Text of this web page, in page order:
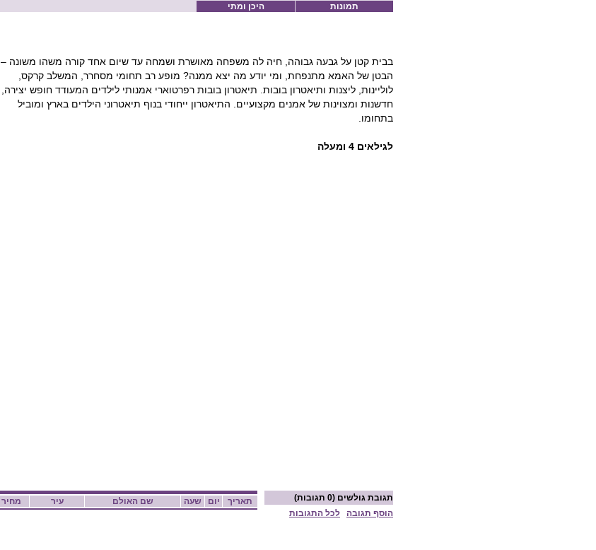
תמונות
היכן ומתי
בבית קטן על גבעה גבוהה, חיה לה משפחה מאושרת ושמחה עד שיום אחד קורה משהו משונה –
הבטן של האמא מתנפחת, ומי יודע מה יצא ממנה? מופע רב תחומי מסחרר, המשלב קרקס,
לוליינות, ליצנות ותיאטרון בובות. תיאטרון בובות רפרטוארי אמנותי לילדים המעודד חופש יצירה,
חדשנות ומצוינות של אמנים מקצועיים. התיאטרון ייחודי בנוף תיאטרוני הילדים בארץ ומוביל
בתחומו.
לגילאים 4 ומעלה
מחיר עיר שם האולם שעה יום תאריך תגובת גולשים (0 תגובות)
הוסף תגובה
לכל התגובות